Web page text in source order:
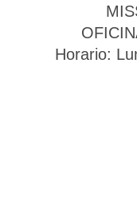
Horario: